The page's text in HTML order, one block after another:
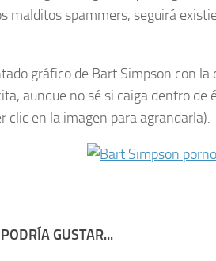
malditos spammers, seguirá
gráfico de Bart Simpson con la
aunque no sé si caiga dentro de
clic en la imagen para agrandarla).
GUSTAR...